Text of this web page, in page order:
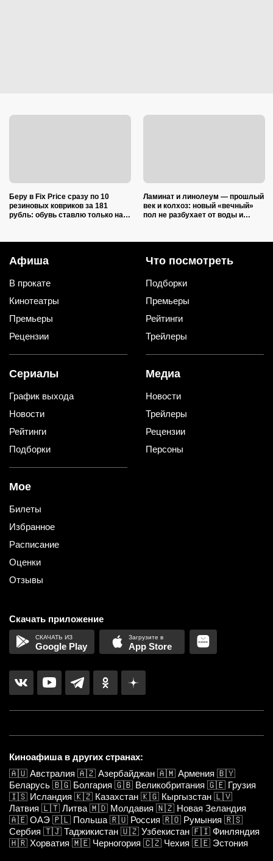
Беру в Fix Price сразу по 10
резиновых ковриков за 181
рубль: обувь ставлю только на
Ламинат и линолеум — прошлый
век и колхоз: новый «вечный»
пол не разбухает от воды и
Афиша
В прокате
Кинотеатры
Премьеры
Рецензии
Что посмотреть
Подборки
Премьеры
Рейтинги
Трейлеры
Сериалы
График выхода
Новости
Рейтинги
Подборки
Медиа
Новости
Трейлеры
Рецензии
Персоны
Мое
Билеты
Избранное
Расписание
Оценки
Отзывы
Скачать приложение
Google Play App Store
Киноафиша в других странах:
🇦🇺 Австралия 🇦🇿 Азербайджан 🇦🇲 Армения 🇧🇾
Беларусь 🇧🇬 Болгария 🇬🇧 Великобритания 🇬🇪 Грузия
🇮🇸 Исландия 🇰🇿 Казахстан 🇰🇬 Кыргызстан 🇱🇻
Латвия 🇱🇹 Литва 🇲🇩 Молдавия 🇳🇿 Новая Зеландия
🇦🇪 ОАЭ 🇵🇱 Польша 🇷🇺 Россия 🇷🇴 Румыния 🇷🇸
Сербия 🇹🇯 Таджикистан 🇺🇿 Узбекистан 🇫🇮 Финляндия
🇭🇷 Хорватия 🇲🇪 Черногория 🇨🇿 Чехия 🇪🇪 Эстония